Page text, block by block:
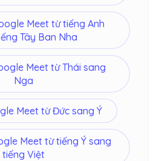
Meet từ tiếng Anh
Tây Ban Nha
Meet từ Thái sang
Nga
Meet từ Đức sang Ý
Meet từ tiếng Ý sang
tiếng Việt